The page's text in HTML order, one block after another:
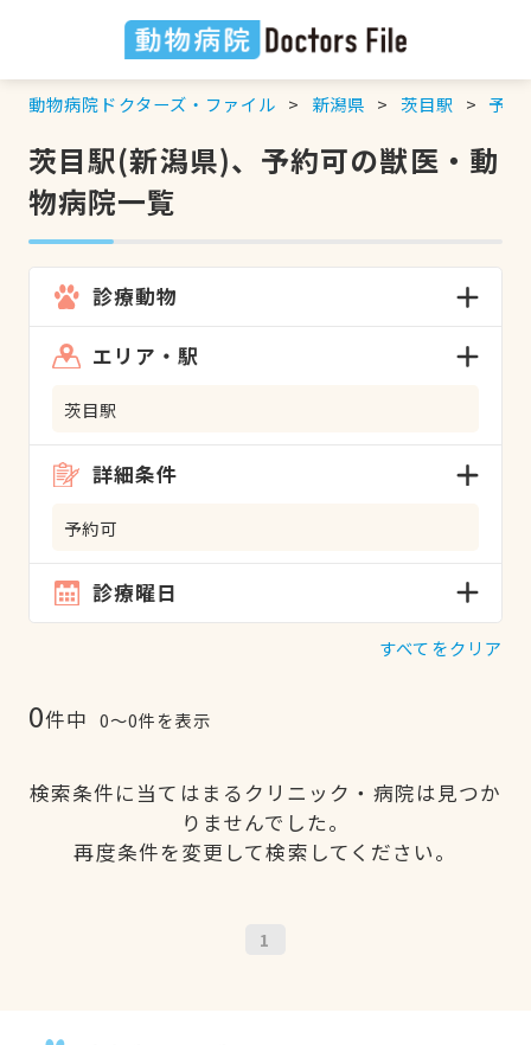
動物病院ドクターズ・ファイル 新潟県 茨目駅 予約
茨目駅(新潟県)、予約可の獣医・動
物病院一覧
診療動物
エリア・駅
茨目駅
詳細条件
予約可
診療曜日
すべてをクリア
0件中 0〜0件を表示
検索条件に当てはまるクリニック・病院は見つか
りませんでした。
再度条件を変更して検索してください。
1